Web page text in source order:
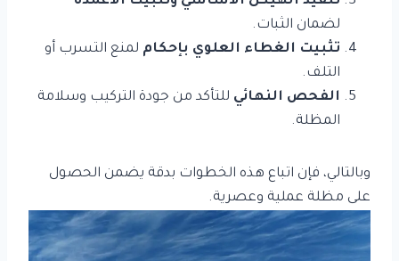
لضمان الثبات.
تثبيت الغطاء العلوي بإحكام لمنع التسرب أو
التلف.
الفحص النهائي للتأكد من جودة التركيب وسلامة
المظلة.
وبالتالي، فإن اتباع هذه الخطوات بدقة يضمن الحصول
على مظلة عملية وعصرية.